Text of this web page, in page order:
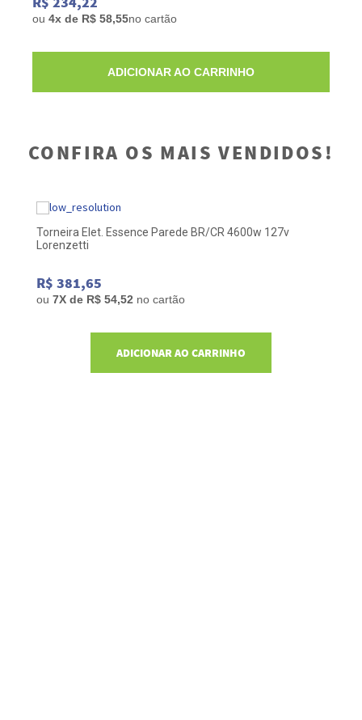
ou 4x de R$ 58,55no cartão
ADICIONAR AO CARRINHO
CONFIRA OS MAIS VENDIDOS!
Torneira Elet. Essence Parede BR/CR 4600w 127v
Lorenzetti
R$ 381,65
ou 7X de R$ 54,52 no cartão
ADICIONAR AO CARRINHO